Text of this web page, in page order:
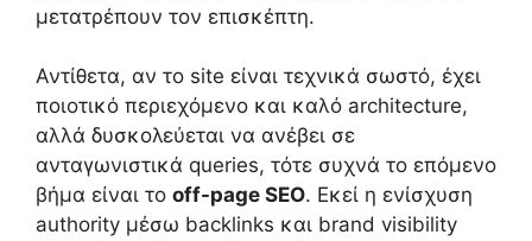
μετατρέπουν τον επισκέπτη.
Αντίθετα, αν το site είναι τεχνικά σωστό, έχει
ποιοτικό περιεχόμενο και καλό architecture,
αλλά δυσκολεύεται να ανέβει σε
ανταγωνιστικά queries, τότε συχνά το επόμενο
βήμα είναι το off-page SEO. Εκεί η ενίσχυση
authority μέσω backlinks και brand visibility